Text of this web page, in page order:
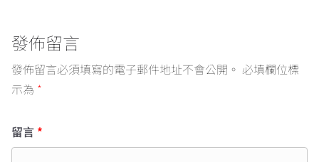
發佈留言
發佈留言必須填寫的電子郵件地址不會公開。 必填欄位標
示為 *
留言 *